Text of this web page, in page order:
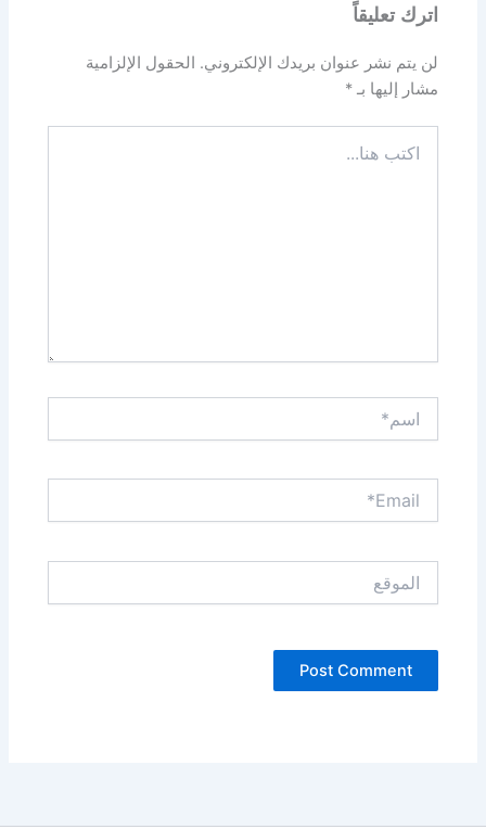
اترك تعليقاً
لن يتم نشر عنوان بريدك الإلكتروني. الحقول الإلزامية
مشار إليها بـ*
هنا...